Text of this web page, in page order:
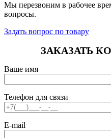
Мы перезвоним в рабочее
вопросы.
Задать вопрос по товару
ЗАКАЗАТЬ
Ваше имя
Телефон для связи
E-mail